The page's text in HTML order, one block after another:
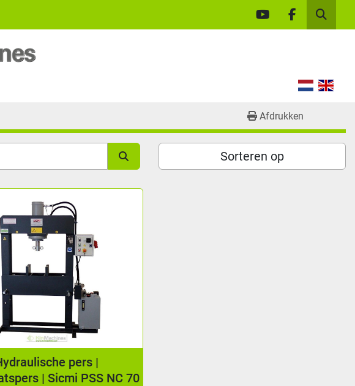
youtubefacebook
Zoek
Afdrukken
Sorteren op
pers |
| Sicmi PSS NC 70